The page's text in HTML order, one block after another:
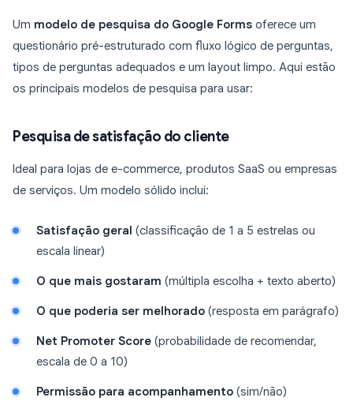
Um modelo de pesquisa do Google Forms oferece um
questionário pré-estruturado com fluxo lógico de perguntas,
tipos de perguntas adequados e um layout limpo. Aqui estão
os principais modelos de pesquisa para usar:
Pesquisa de satisfação do cliente
Ideal para lojas de e-commerce, produtos SaaS ou empresas
de serviços. Um modelo sólido inclui:
Satisfação geral (classificação de 1 a 5 estrelas ou
escala linear)
O que mais gostaram (múltipla escolha + texto aberto)
O que poderia ser melhorado (resposta em parágrafo)
Net Promoter Score (probabilidade de recomendar,
escala de 0 a 10)
Permissão para acompanhamento (sim/não)